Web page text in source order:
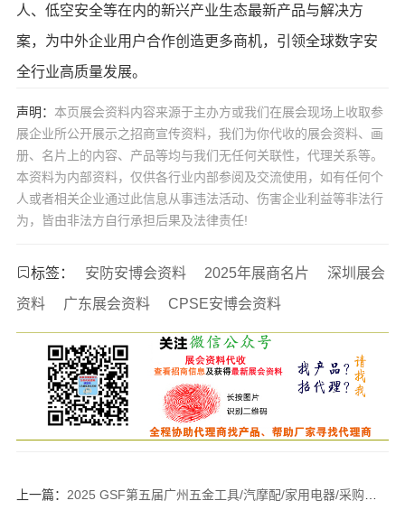
人、低空安全等在内的新兴产业生态最新产品与解决方
案，为中外企业用户合作创造更多商机，引领全球数字安
全行业高质量发展。
声明： 本页展会资料内容来源于主办方或我们在展会现场上收取参
展企业所公开展示之招商宣传资料，我们为你代收的展会资料、画
册、名片上的内容、产品等均与我们无任何关联性，代理关系等。
本资料为内部资料，仅供各行业内部参阅及交流使用，如有任何个
人或者相关企业通过此信息从事违法活动、伤害企业利益等非法行
为，皆由非法方自行承担后果及法律责任!
标签： 安防安博会资料 2025年展商名片
深圳展会
资料
广东展会资料 CPSE安博会资料
上一篇： 2025 GSF第五届广州五金工具/汽摩配/家用电器/采购交易会企业名片【288张】